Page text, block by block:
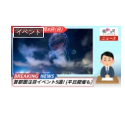
イベント